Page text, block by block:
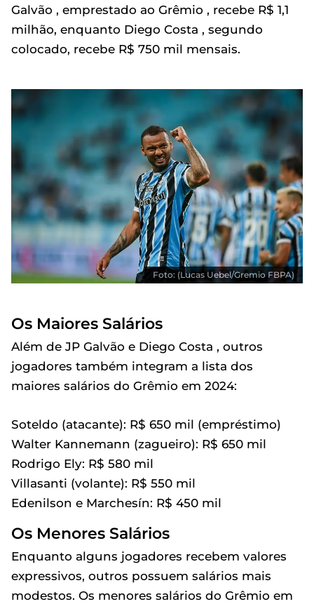
Galvão , emprestado ao Grêmio , recebe R$ 1,1
milhão, enquanto Diego Costa , segundo
colocado, recebe R$ 750 mil mensais.
Foto: (Lucas Uebel/Gremio FBPA)
Os Maiores Salários
Além de JP Galvão e Diego Costa , outros
jogadores também integram a lista dos
maiores salários do Grêmio em 2024:
Soteldo (atacante): R$ 650 mil (empréstimo)
Walter Kannemann (zagueiro): R$ 650 mil
Rodrigo Ely: R$ 580 mil
Villasanti (volante): R$ 550 mil
Edenilson e Marchesín: R$ 450 mil
Os Menores Salários
Enquanto alguns jogadores recebem valores
expressivos, outros possuem salários mais
modestos. Os menores salários do Grêmio em